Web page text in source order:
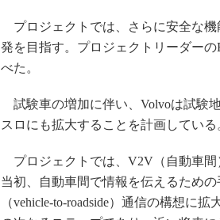
プロジェクトでは、さらに安全な機
発を目指す。プロジェクトリーダーの
べた。
試験車の増加に伴い、Volvoは試験
スロにも拡大することを計画している
プロジェクトでは、V2V（自動車間
当初、自動車間で情報を伝えるため
（vehicle-to-roadside）通信の構想に